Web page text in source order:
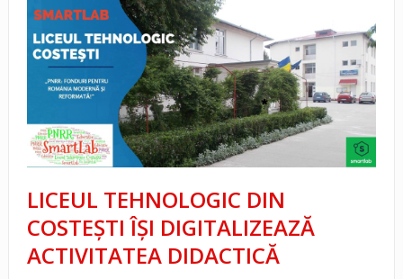
LICEUL TEHNOLOGIC DIN
COSTEȘTI ÎȘI DIGITALIZEAZĂ
ACTIVITATEA DIDACTICĂ